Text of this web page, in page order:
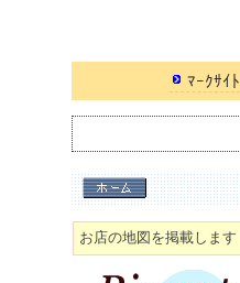
ﾏｰｸｻｲﾄ
お店の地図を掲載します